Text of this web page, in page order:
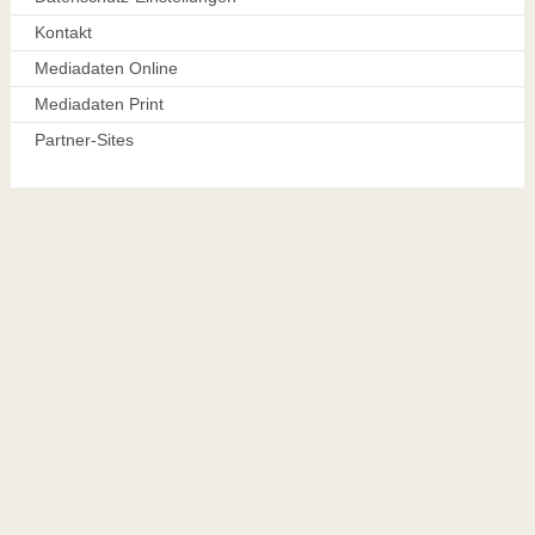
Kontakt
Mediadaten Online
Mediadaten Print
Partner-Sites